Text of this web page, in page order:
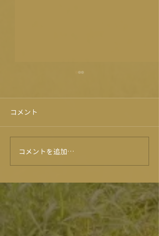
旭志牛試食会！？😍
コメント
コメントを追加…